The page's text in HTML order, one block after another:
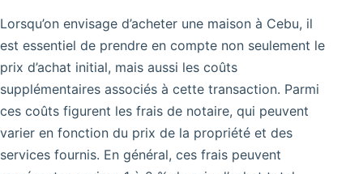
Lorsqu’on envisage d’acheter une maison à Cebu, il
est essentiel de prendre en compte non seulement le
prix d’achat initial, mais aussi les coûts
supplémentaires associés à cette transaction. Parmi
ces coûts figurent les frais de notaire, qui peuvent
varier en fonction du prix de la propriété et des
services fournis. En général, ces frais peuvent